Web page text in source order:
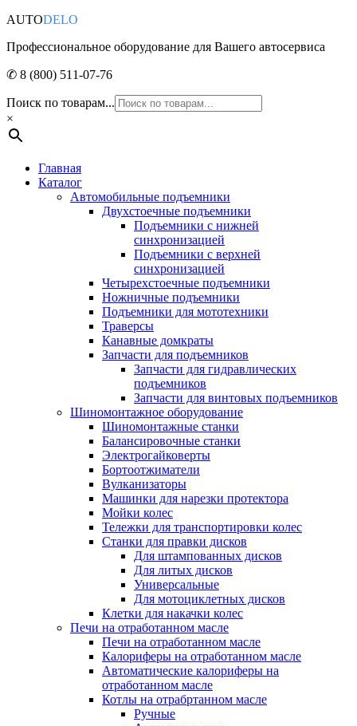
AUTODELO
Профессиональное оборудование для Вашего автосервиса
✆ 8 (800) 511-07-76
Поиск по товарам...
×
Главная
Каталог
Автомобильные подъемники
Двухстоечные подъемники
Подъемники с нижней
синхронизацией
Подъемники с верхней
синхронизацией
Четырехстоечные подъемники
Ножничные подъемники
Подъемники для мототехники
Траверсы
Канавные домкраты
Запчасти для подъемников
Запчасти для гидравлических
подъемников
Запчасти для винтовых подъемников
Шиномонтажное оборудование
Шиномонтажные станки
Балансировочные станки
Электрогайковерты
Бортоотжиматели
Вулканизаторы
Машинки для нарезки протектора
Мойки колес
Тележки для транспортировки колес
Станки для правки дисков
Для штампованных дисков
Для литых дисков
Универсальные
Для мотоциклетных дисков
Клетки для накачки колес
Печи на отработанном масле
Печи на отработанном масле
Калориферы на отработанном масле
Автоматические калориферы на
отработанном масле
Котлы на отрабртанном масле
Ручные